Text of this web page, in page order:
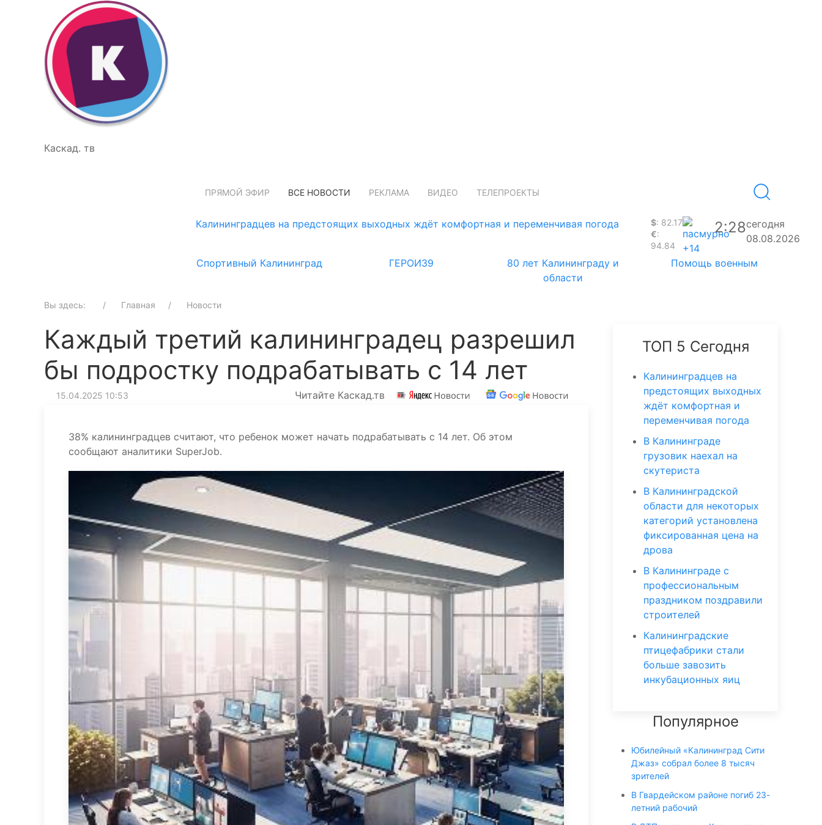
Каскад. тв
ПРЯМОЙ ЭФИР ВСЕ НОВОСТИ РЕКЛАМА ВИДЕО ТЕЛЕПРОЕКТЫ
Калининградцев на предстоящих выходных ждёт комфортная и переменчивая погода $: 82.17
€:
94.84
+14
2:28сегодня
08.08.2026
Спортивный Калининград
ГЕРОИ39
80 лет Калининграду и
области
Помощь военным
Вы здесь: Главная Новости
Каждый третий калининградец разрешил
бы подростку подрабатывать с 14 лет
15.04.2025 10:53 Читайте Каскад.тв
38% калининградцев считают, что ребенок может начать подрабатывать с 14 лет. Об этом
сообщают аналитики SuperJob.
ТОП 5 Сегодня
Калининградцев на
предстоящих выходных
ждёт комфортная и
переменчивая погода
В Калининграде
грузовик наехал на
скутериста
В Калининградской
области для некоторых
категорий установлена
фиксированная цена на
дрова
В Калининграде с
профессиональным
праздником поздравили
строителей
Калининградские
птицефабрики стали
больше завозить
инкубационных яиц
Популярное
Юбилейный «Калининград Сити
Джаз» собрал более 8 тысяч
зрителей
В Гвардейском районе погиб 23-
летний рабочий